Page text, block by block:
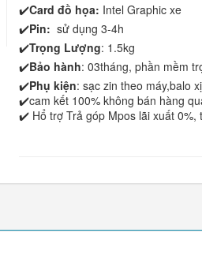
✔️Card đồ họa: Intel Graphic xe
✔️Pin: sử dụng 3-4h
✔️Trọng Lượng: 1.5kg
✔️Bảo hành: 03tháng, phần mềm
✔️Phụ kiện: sạc zin theo máy,balo
✔️cam kết 100% không bán hàng
✔️ Hổ trợ Trả góp Mpos lãi xuất 0%,